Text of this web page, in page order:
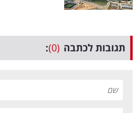
תגובות לכתבה (0)
: